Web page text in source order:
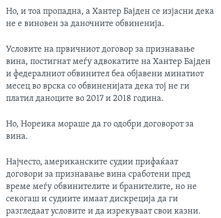
Но, и тоа пропадна, а Хантер Бајден се изјасни дека
не е виновен за даночните обвиненија.
Условите на првичниот договор за признавање
вина, постигнат меѓу адвокатите на Хантер Бајден
и федералниот обвинител беа објавени минатиот
месец во врска со обвиненијата дека тој не ги
платил даноците во 2017 и 2018 година.
Но, Нореика мораше да го одобри договорот за
вина.
Најчесто, американските судии прифаќаат
договори за признавање вина сработени пред
време меѓу обвинителите и бранителите, но не
секогаш и судиите имаат дискреција да ги
разгледаат условите и да изрекуваат свои казни.